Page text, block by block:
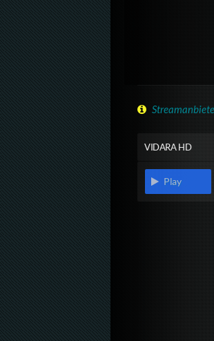
VIDARA HD
Play